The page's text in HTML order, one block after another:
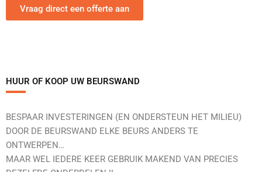
Vraag direct een offerte aan
HUUR OF KOOP UW BEURSWAND
BESPAAR INVESTERINGEN (EN ONDERSTEUN HET MILIEU)
DOOR DE BEURSWAND ELKE BEURS ANDERS TE
ONTWERPEN…
MAAR WEL IEDERE KEER GEBRUIK MAKEND VAN PRECIES